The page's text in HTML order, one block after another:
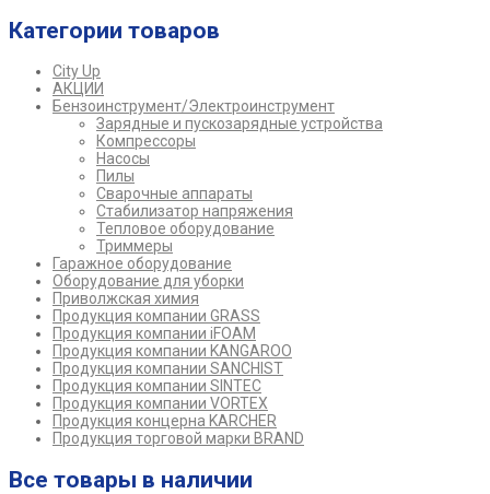
Категории товаров
City Up
АКЦИИ
Бензоинструмент/Электроинструмент
Зарядные и пускозарядные устройства
Компрессоры
Насосы
Пилы
Сварочные аппараты
Стабилизатор напряжения
Тепловое оборудование
Триммеры
Гаражное оборудование
Оборудование для уборки
Приволжская химия
Продукция компании GRASS
Продукция компании iFOAM
Продукция компании KANGAROO
Продукция компании SANCHIST
Продукция компании SINTEC
Продукция компании VORTEX
Продукция концерна KARCHER
Продукция торговой марки BRAND
Все товары в наличии